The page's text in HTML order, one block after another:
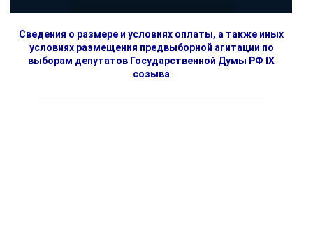
Сведения о размере и условиях оплаты, а также иных
условиях размещения предвыборной агитации по
выборам депутатов Государственной Думы РФ IX
созыва